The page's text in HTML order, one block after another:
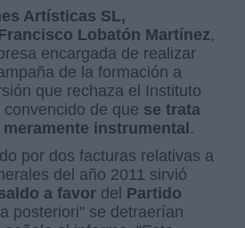
Artísticas SL,
Lobatón Martínez,
encargada de realizar
de la formación a
que rechaza el Instituto
de que se trata
instrumental .
por dos facturas relativas a
del año 2011 sirvió
a favor del Partido
posteriori" se detraerían